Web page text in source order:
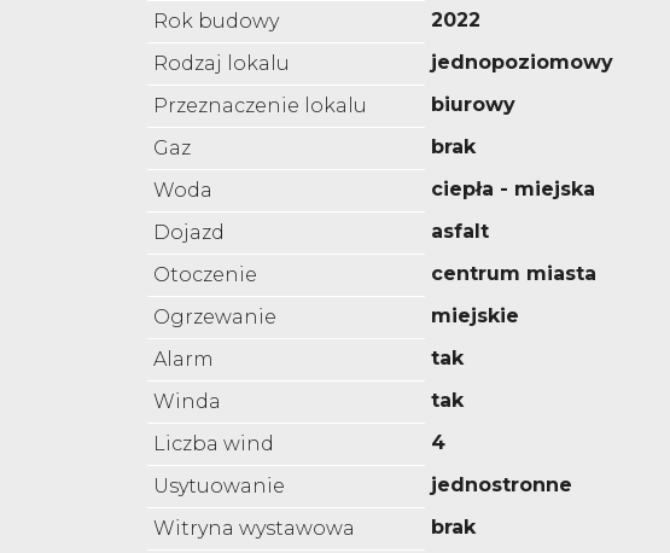
Rok budowy
2022
Rodzaj lokalu
jednopoziomowy
Przeznaczenie lokalu
biurowy
Gaz
brak
Woda
ciepła - miejska
Dojazd
asfalt
Otoczenie
centrum miasta
Ogrzewanie
miejskie
Alarm
tak
Winda
tak
Liczba wind
4
Usytuowanie
jednostronne
Witryna wystawowa
brak